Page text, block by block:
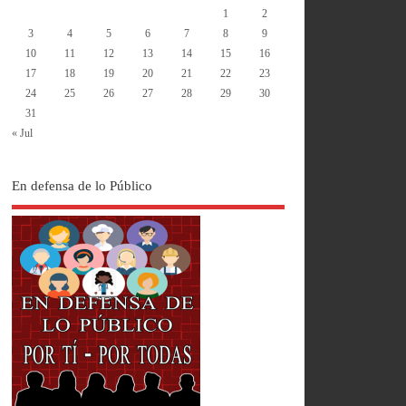
1
2
3
4 5 6 7 8
9
10
11 12 13 14 15
16
17
18 19 20 21 22
23
24
25 26 27 28 29
30
31
« Jul
En defensa de lo Público